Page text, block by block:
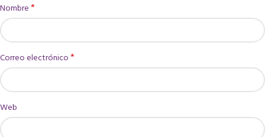
Nombre*
Correo electrónico*
Web